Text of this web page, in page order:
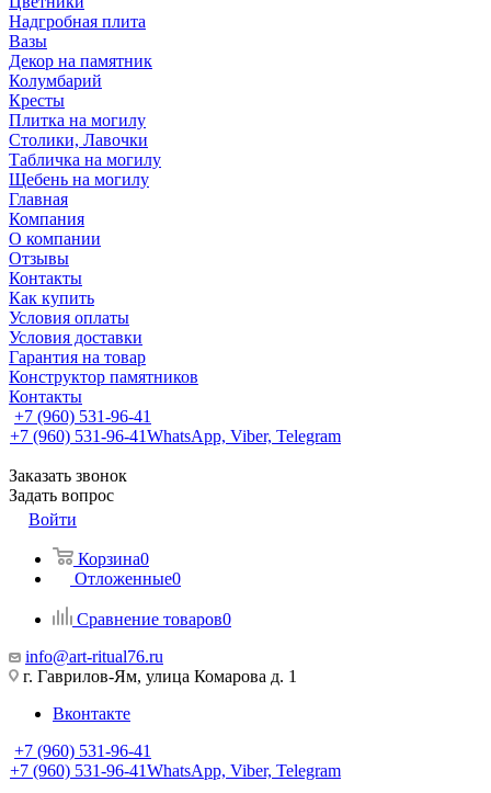
Надгробная плита
Вазы
Декор на памятник
Колумбарий
Кресты
Плитка на могилу
Столики, Лавочки
Табличка на могилу
Щебень на могилу
Главная
Компания
О компании
Отзывы
Контакты
Как купить
Условия оплаты
Условия доставки
Гарантия на товар
Конструктор памятников
Контакты
+7 (960) 531-96-41
+7 (960) 531-96-41WhatsApp, Viber, Telegram
Заказать звонок
Задать вопрос
Войти
Корзина0
Отложенные0
Сравнение товаров0
info@art-ritual76.ru
г. Гаврилов-Ям, улица Комарова д. 1
Вконтакте
+7 (960) 531-96-41
+7 (960) 531-96-41WhatsApp, Viber, Telegram